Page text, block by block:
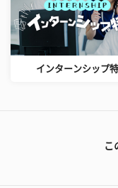
インターンシップ
こ